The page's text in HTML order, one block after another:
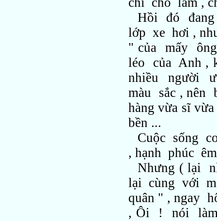
Hồi đó
lớp xe hơi ,
" của mấy
léo của Anh ,
nhiều người
màu sắc , nên
hàng vừa sĩ
bền ...
Cuộc sống
, hạnh phúc
Nhưng ( lại
lại cùng với
quân " , ngay
, Ôi ! nói